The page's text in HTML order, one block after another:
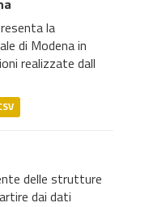
la
di Modena in
realizzate dall
delle strutture
dai dati